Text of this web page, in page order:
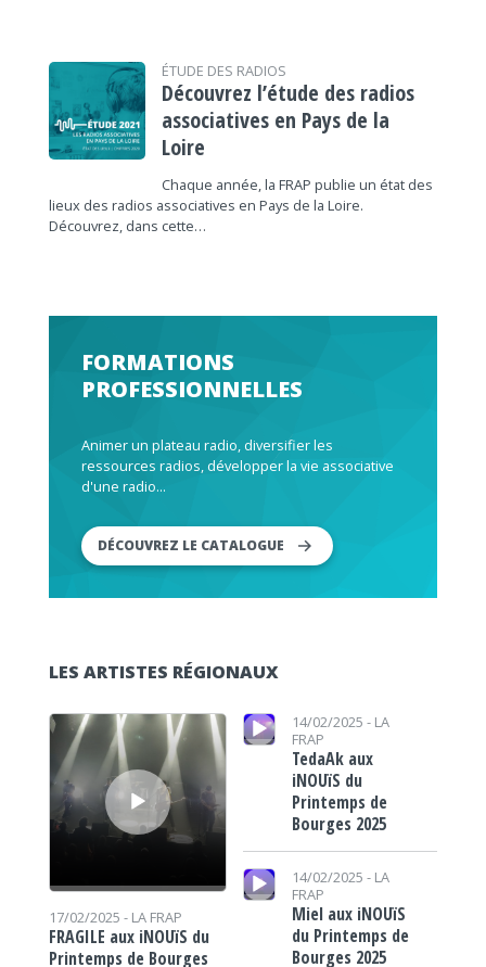
ÉTUDE DES RADIOS
Découvrez l’étude des radios
associatives en Pays de la
Loire
Chaque année, la FRAP publie un état des
lieux des radios associatives en Pays de la Loire.
Découvrez, dans cette…
FORMATIONS
PROFESSIONNELLES
Animer un plateau radio, diversifier les
ressources radios, développer la vie associative
d'une radio...
DÉCOUVREZ LE CATALOGUE
LES ARTISTES RÉGIONAUX
Lecteur audio
17/02/2025 - LA FRAP
FRAGILE aux iNOUïS du
Printemps de Bourges
Lecteur audio 14/02/2025 - LA
FRAP
TedaAk aux
iNOUïS du
Printemps de
Bourges 2025
Lecteur audio
14/02/2025 - LA
FRAP
Miel aux iNOUïS
du Printemps de
Bourges 2025